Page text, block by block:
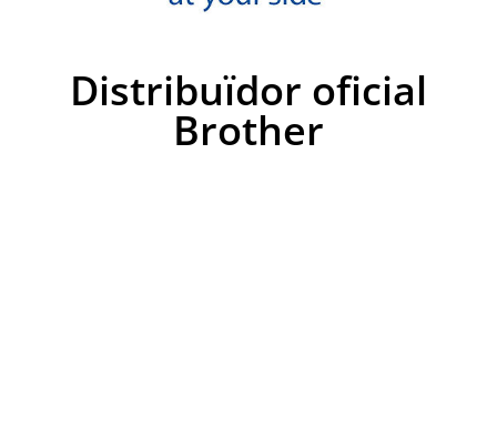
Distribuïdor oficial
Brother